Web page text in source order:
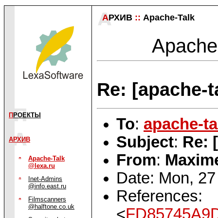
П РОЕКТЫ
АРХИВ
Apache-Talk
@lexa.ru
Inet-Admins
@info.east.ru
Filmscanners
@halftone.co.uk
АРХИВ :: Apache-Talk
Re: [apache-
To: apache-
Subject: Re:
From:
Date: Mon,
References:
<